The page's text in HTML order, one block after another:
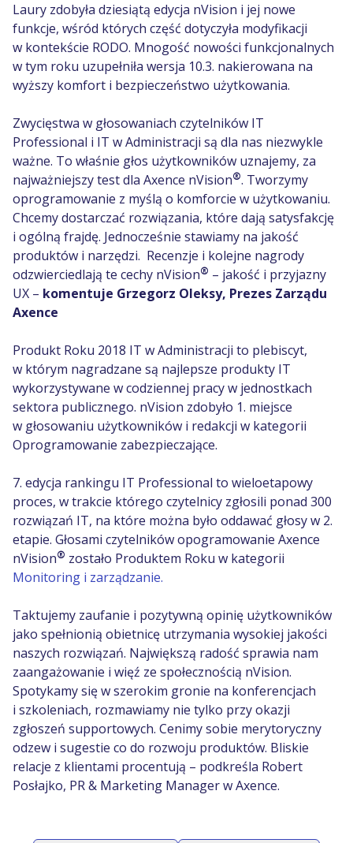
Laury zdobyła dziesiątą edycja nVision i jej nowe
funkcje, wśród których część dotyczyła modyfikacji
w kontekście RODO. Mnogość nowości funkcjonalnych
w tym roku uzupełniła wersja 10.3. nakierowana na
wyższy komfort i bezpieczeństwo użytkowania.
Zwycięstwa w głosowaniach czytelników IT
Professional i IT w Administracji są dla nas niezwykle
ważne. To właśnie głos użytkowników uznajemy, za
najważniejszy test dla Axence nVision®. Tworzymy
oprogramowanie z myślą o komforcie w użytkowaniu.
Chcemy dostarczać rozwiązania, które dają satysfakcję
i ogólną frajdę. Jednocześnie stawiamy na jakość
produktów i narzędzi. Recenzje i kolejne nagrody
odzwierciedlają te cechy nVision® – jakość i przyjazny
UX – komentuje Grzegorz Oleksy, Prezes Zarządu
Axence
Produkt Roku 2018 IT w Administracji to plebiscyt,
w którym nagradzane są najlepsze produkty IT
wykorzystywane w codziennej pracy w jednostkach
sektora publicznego. nVision zdobyło 1. miejsce
w głosowaniu użytkowników i redakcji w kategorii
Oprogramowanie zabezpieczające.
7. edycja rankingu IT Professional to wieloetapowy
proces, w trakcie którego czytelnicy zgłosili ponad 300
rozwiązań IT, na które można było oddawać głosy w 2.
etapie. Głosami czytelników opogramowanie Axence
nVision® zostało Produktem Roku w kategorii
Monitoring i zarządzanie.
Taktujemy zaufanie i pozytywną opinię użytkowników
jako spełnionią obietnicę utrzymania wysokiej jakości
naszych rozwiązań. Największą radość sprawia nam
zaangażowanie i więź ze społecznością nVision.
Spotykamy się w szerokim gronie na konferencjach
i szkoleniach, rozmawiamy nie tylko przy okazji
zgłoszeń supportowych. Cenimy sobie merytoryczny
odzew i sugestie co do rozwoju produktów. Bliskie
relacje z klientami procentują – podkreśla Robert
Posłajko, PR & Marketing Manager w Axence.